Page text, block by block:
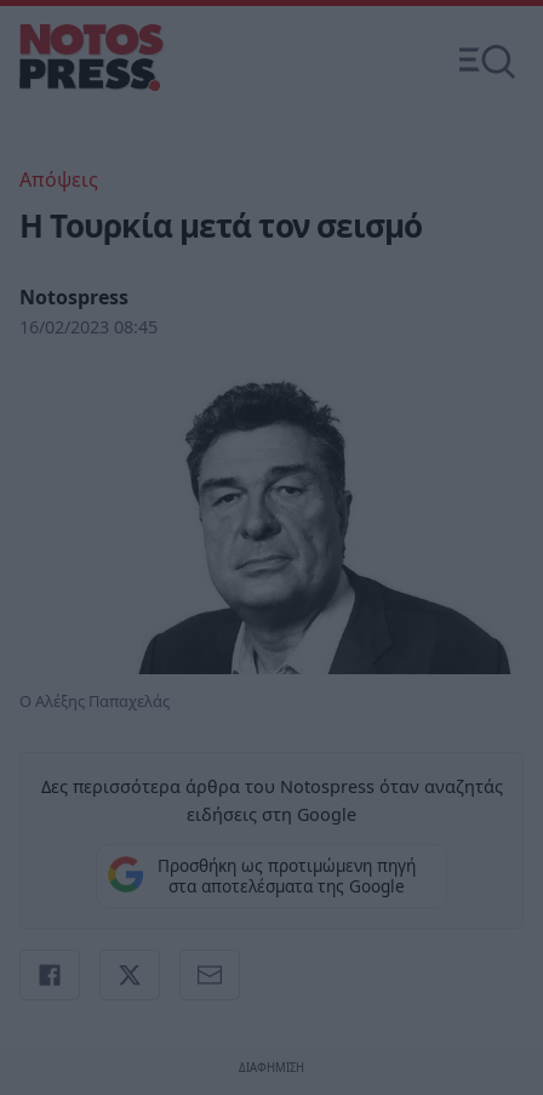
Απόψεις
Η Τουρκία μετά τον σεισμό
Notospress
16/02/2023 08:45
O Αλέξης Παπαχελάς
Δες περισσότερα άρθρα του Notospress όταν αναζητάς
ειδήσεις στη Google
Προσθήκη ως προτιμώμενη πηγή
στα αποτελέσματα της Google